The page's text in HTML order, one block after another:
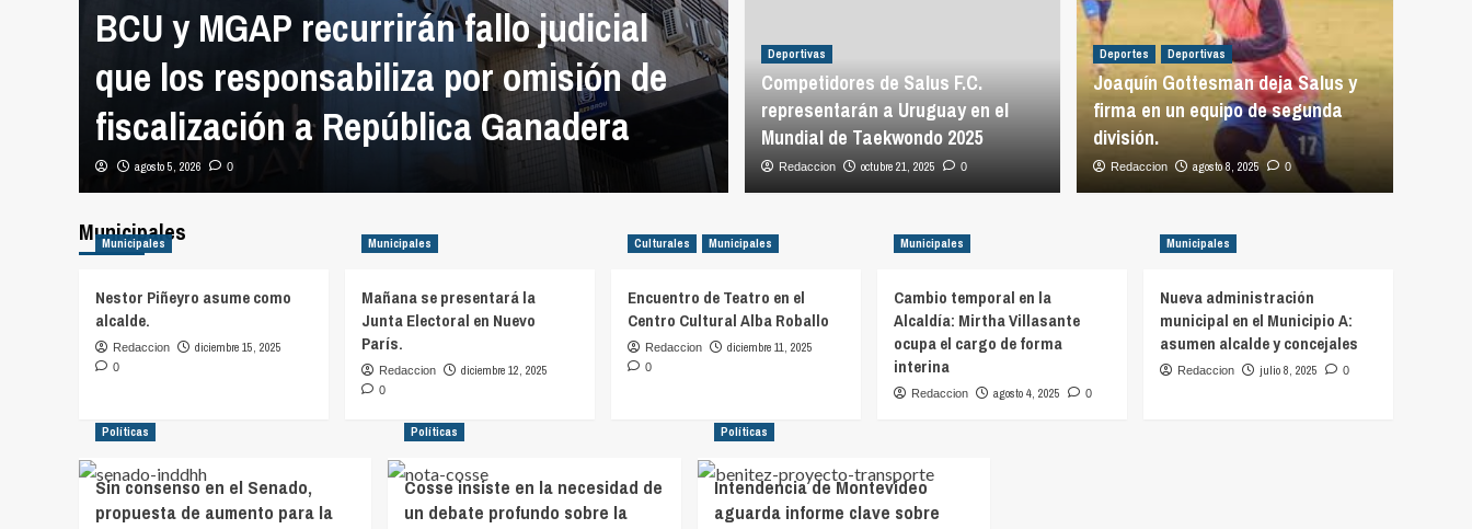
BCU y MGAP recurrirán fallo judicial
que los responsabiliza por omisión de
fiscalización a República Ganadera
agosto 5, 2026 0
Caja de Profesionales presentó nueva
propuesta al Poder Ejecutivo sobre el
financiamiento de la institución
agosto 4, 2026 0
Deportivas
Competidores de Salus F.C.
representarán a Uruguay en el
Mundial de Taekwondo 2025
Redaccion octubre 21, 2025 0
Deportes Deportivas
Joaquín Gottesman deja Salus y
firma en un equipo de segunda
división.
Redaccion agosto 8, 2025 0
Municipales
Municipales
Nestor Piñeyro asume como
alcalde.
Redaccion diciembre 15, 2025
0
Municipales
Mañana se presentará la
Junta Electoral en Nuevo
París.
Redaccion diciembre 12, 2025
0
Culturales Municipales
Encuentro de Teatro en el
Centro Cultural Alba Roballo
Redaccion diciembre 11, 2025
0
Municipales
Cambio temporal en la
Alcaldía: Mirtha Villasante
ocupa el cargo de forma
interina
Redaccion agosto 4, 2025 0
Municipales
Nueva administración
municipal en el Municipio A:
asumen alcalde y concejales
Redaccion julio 8, 2025 0
Políticas
Sin consenso en el Senado,
propuesta de aumento para la
Políticas
Cosse insiste en la necesidad de
un debate profundo sobre la
Políticas
Intendencia de Montevideo
aguarda informe clave sobre